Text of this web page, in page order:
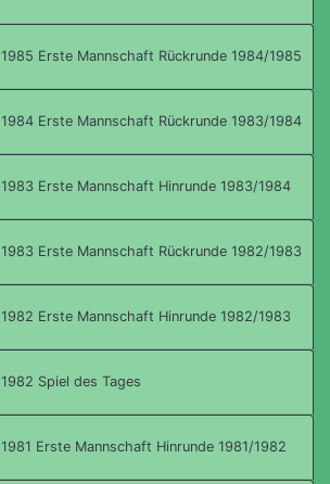
1985 Erste Mannschaft Rückrunde 1984/1985
1984 Erste Mannschaft Rückrunde 1983/1984
1983 Erste Mannschaft Hinrunde 1983/1984
1983 Erste Mannschaft Rückrunde 1982/1983
1982 Erste Mannschaft Hinrunde 1982/1983
1982 Spiel des Tages
1981 Erste Mannschaft Hinrunde 1981/1982